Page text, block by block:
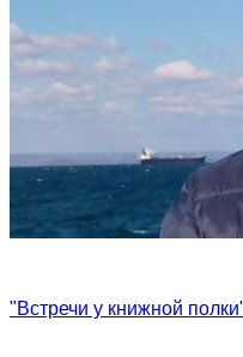
"Встречи у книжной